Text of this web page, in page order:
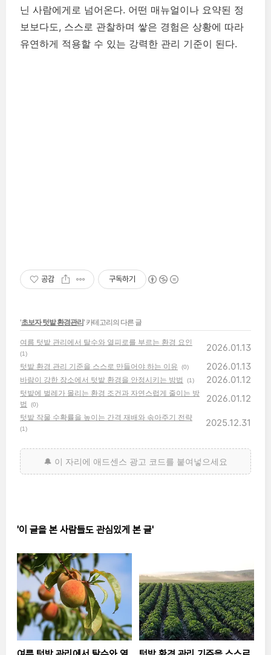
닌 사람에게로 넘어온다. 어떤 매뉴얼이나 요약된 정
보보다도, 스스로 관찰하며 쌓은 경험은 상황에 따라
유연하게 적용할 수 있는 강력한 관리 기준이 된다.
공감 구독하기
'초보자 텃밭 환경관리' 카테고리의 다른 글
여름 텃밭 관리에서 탈수와 열피로를 부르는 환경 요인
(1)
2026.01.13
텃밭 환경 관리 기준을 스스로 만들어야 하는 이유 (0) 2026.01.13
바람이 강한 장소에서 텃밭 환경을 안정시키는 방법 (1) 2026.01.12
텃밭에 벌레가 몰리는 환경 조건과 자연스럽게 줄이는 방
법
(0)
2026.01.12
텃밭 작물 수확률을 높이는 간격 재배와 솎아주기 전략
(1)
2025.12.31
'이 글을 본 사람들도 관심있게 본 글'